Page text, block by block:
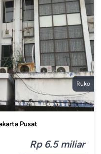
Ruko
Pusat
Rp 6.5 miliar